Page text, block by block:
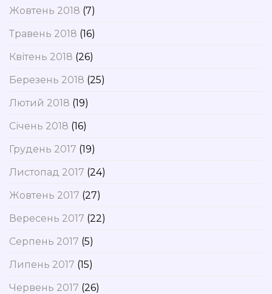
Жовтень 2018 (7)
Травень 2018 (16)
Квітень 2018 (26)
Березень 2018 (25)
Лютий 2018 (19)
Січень 2018 (16)
Грудень 2017 (19)
Листопад 2017 (24)
Жовтень 2017 (27)
Вересень 2017 (22)
Серпень 2017 (5)
Липень 2017 (15)
Червень 2017 (26)